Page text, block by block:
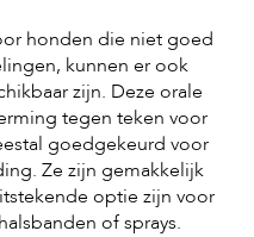
honden die niet goed
kunnen er ook
zijn. Deze orale
tegen teken voor
goedgekeurd voor
Ze zijn gemakkelijk
optie zijn voor
of sprays.